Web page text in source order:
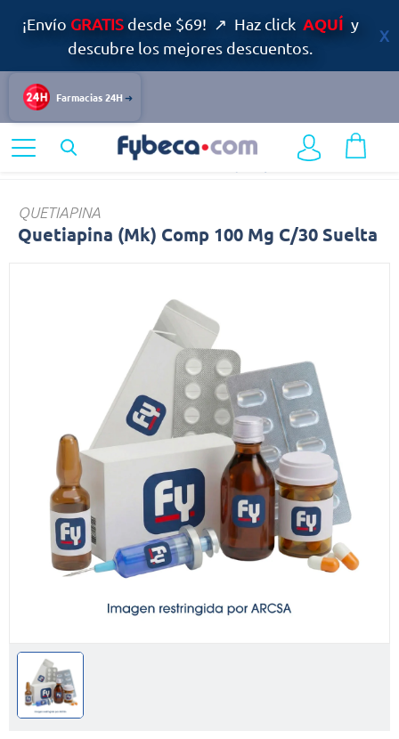
¡Envío GRATISdesde $69! ↗ Haz click AQUÍ y
descubre los mejores descuentos.
Farmacias 24H
Sistema Nervioso
QUETIAPINA
Quetiapina (Mk) Comp 100 Mg C/30 Suelta